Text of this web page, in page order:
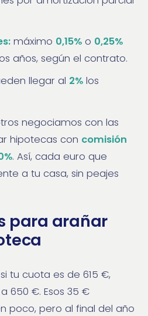
máximo 0,15% o 0,25%
años, según el contrato.
llegar al 2% los
negociamos con las
hipotecas con comisión
. Así, cada euro que
a tu casa, sin peajes
para arañar
si tu cuota es de 615 €,
650 €. Esos 35 €
poco, pero al final del año